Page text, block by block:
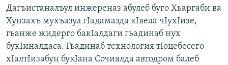
Дагъистаналъул инжереназ абулеб буго Хьаргаби ва
Хунзахъ мухъазул гIадамазда кIвела чIухIизе,
гьанже жидерго бакIалдаги гьадинаб нух
букIиналдаса. Гьадинаб технология тIоцебесего
хIалтIизабун букIана Сочиялда автодром балеб